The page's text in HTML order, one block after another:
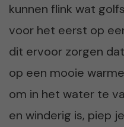
kunnen flink wat
voor het eerst op
dit ervoor zorgen
op een mooie
om in het water te
en winderig is, piep